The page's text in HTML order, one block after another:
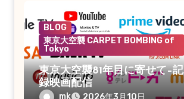
BLOG
東京大空襲 CARPET BOMBING of
Tokyo
東京大空襲81年目に寄せて–記
録映画配信
mk 2026年3月10日